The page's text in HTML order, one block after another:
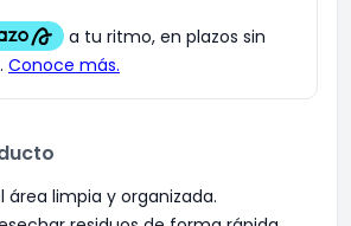
área limpia y organizada.